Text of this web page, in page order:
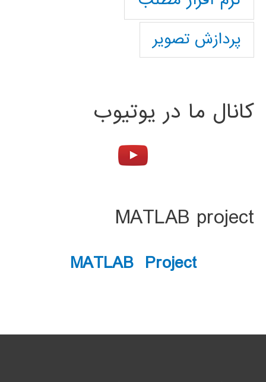
پردازش تصویر
کانال ما در یوتیوب
MATLAB project
MATLAB Project